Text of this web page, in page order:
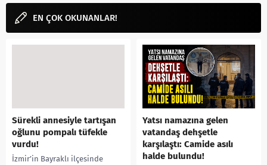
YORUM...
EN ÇOK OKUNANLAR!
Sürekli annesiyle tartışan
oğlunu pompalı tüfekle
vurdu!
İzmir’in Bayraklı ilçesinde
Yatsı namazına gelen
vatandaş dehşetle
karşılaştı: Camide asılı
halde bulundu!